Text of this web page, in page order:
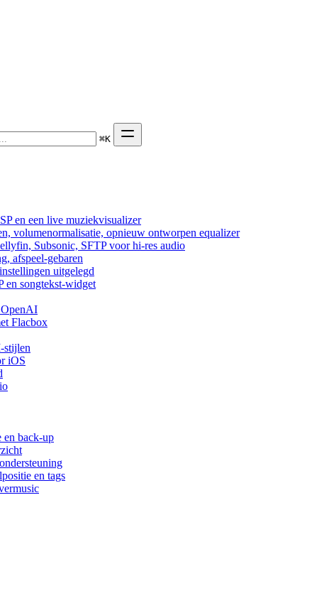
⌘K
en een live muziekvisualizer
volumenormalisatie, opnieuw ontworpen equalizer
Subsonic, SFTP voor hi-res audio
afspeel-gebaren
uitgelegd
en songtekst-widget
Flacbox
stijlen
iOS
en back-up
en tags